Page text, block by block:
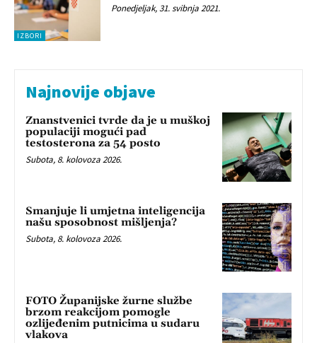
IZBORI
Ponedjeljak, 31. svibnja 2021.
Najnovije objave
Znanstvenici tvrde da je u muškoj
populaciji mogući pad
testosterona za 54 posto
Subota, 8. kolovoza 2026.
Smanjuje li umjetna inteligencija
našu sposobnost mišljenja?
Subota, 8. kolovoza 2026.
FOTO Županijske žurne službe
brzom reakcijom pomogle
ozlijeđenim putnicima u sudaru
vlakova